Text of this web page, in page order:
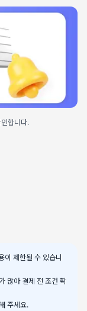
합니다.
이 제한될 수 있습니
많아 결제 전 조건 확
주세요.